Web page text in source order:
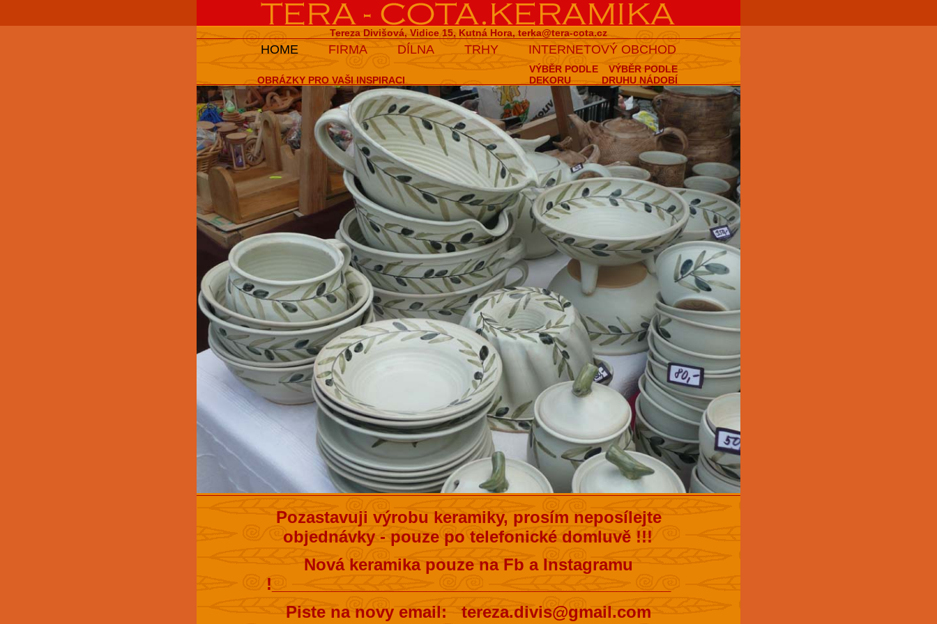
Tereza Divišová, Vidice 15, Kutná Hora, terka@tera-cota.cz
HOME FIRMA DÍLNA TRHY INTERNETOVÝ OBCHOD
OBRÁZKY PRO VAŠI INSPIRACI
VÝBĚR PODLE
DRUHU NÁDOBÍ
VÝBĚR PODLE
DEKORU
Pozastavuji výrobu keramiky, prosím neposílejte
objednávky - pouze po telefonické domluvě !!!
Nová keramika pouze na Fb a Instagramu
!____________________________________________
Piste na novy email: tereza.divis@gmail.com